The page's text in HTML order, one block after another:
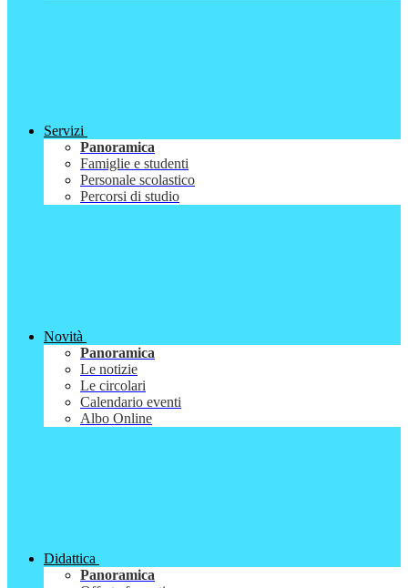
Servizi
Panoramica
Famiglie e studenti
Personale scolastico
Percorsi di studio
Novità
Panoramica
Le notizie
Le circolari
Calendario eventi
Albo Online
Didattica
Panoramica